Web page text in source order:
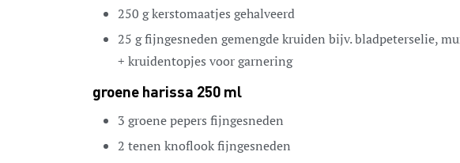
250 gkerstomaatjes gehalveerd
25 gfijngesneden gemengde kruiden bijv. bladpeterselie,
+ kruidentopjes voor garnering
groene harissa 250 ml
3 groene pepers fijngesneden
2 tenen knoflookfijngesneden